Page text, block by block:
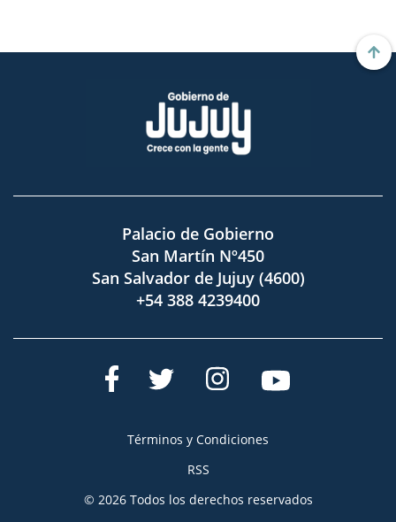
Palacio de Gobierno
San Martín Nº450
San Salvador de Jujuy (4600)
+54 388 4239400
Términos y Condiciones
RSS
© 2026 Todos los derechos reservados